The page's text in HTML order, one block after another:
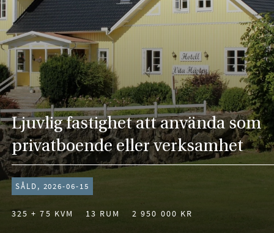
Ljuvlig fastighet att använda som
privatboende eller verksamhet
SÅLD, 2026-06-15
325 + 75 KVM 13 RUM 2 950 000 KR